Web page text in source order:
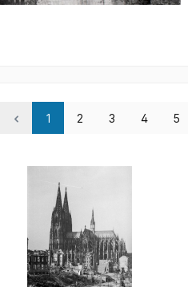
1 2 3 4 5